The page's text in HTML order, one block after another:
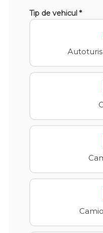
Tip de vehicul *